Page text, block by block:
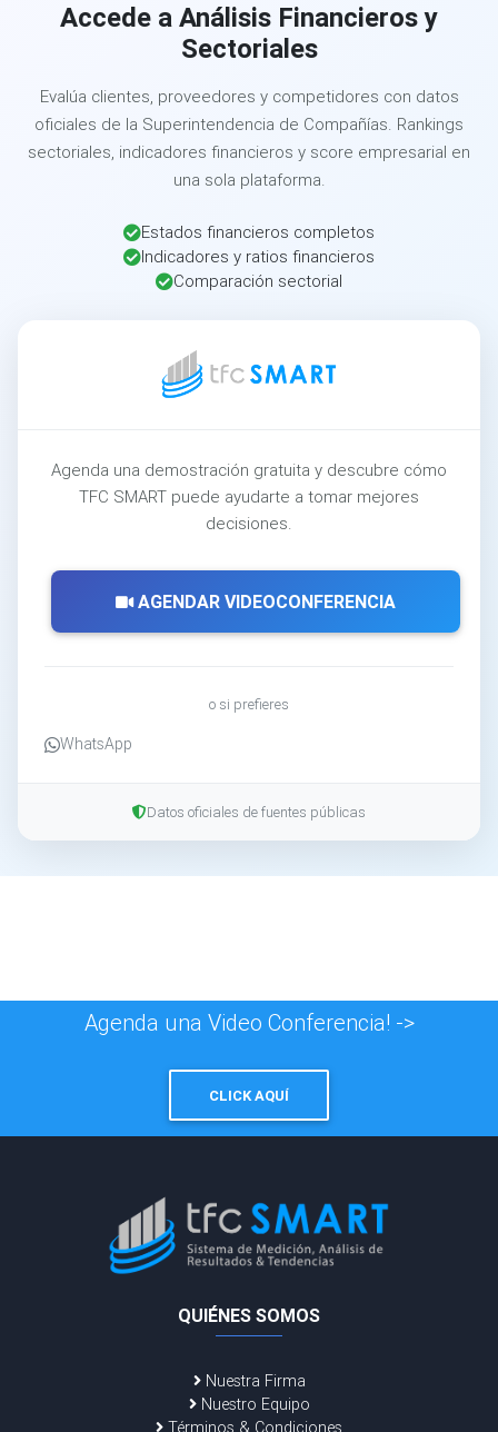
Accede a Análisis Financieros y
Sectoriales
Evalúa clientes, proveedores y competidores con datos
oficiales de la Superintendencia de Compañías. Rankings
sectoriales, indicadores financieros y score empresarial en
una sola plataforma.
Estados financieros completos
Indicadores y ratios financieros
Comparación sectorial
Agenda una demostración gratuita y descubre cómo
TFC SMART puede ayudarte a tomar mejores
decisiones.
AGENDAR VIDEOCONFERENCIA
o si prefieres
WhatsApp
Datos oficiales de fuentes públicas
Agenda una Video Conferencia! ->
CLICK AQUÍ
QUIÉNES SOMOS
Nuestra Firma
Nuestro Equipo
Términos & Condiciones